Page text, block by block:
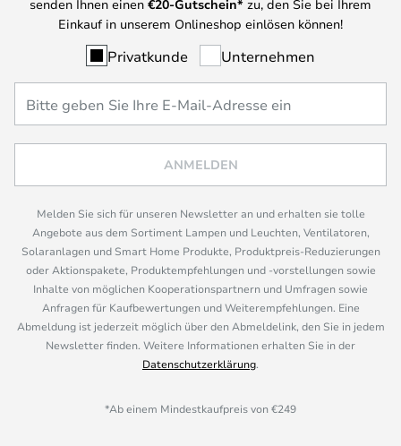
senden Ihnen einen €20-Gutschein* zu, den Sie bei Ihrem
Einkauf in unserem Onlineshop einlösen können!
Privatkunde Unternehmen
ANMELDEN
Melden Sie sich für unseren Newsletter an und erhalten sie tolle
Angebote aus dem Sortiment Lampen und Leuchten, Ventilatoren,
Solaranlagen und Smart Home Produkte, Produktpreis-Reduzierungen
oder Aktionspakete, Produktempfehlungen und -vorstellungen sowie
Inhalte von möglichen Kooperationspartnern und Umfragen sowie
Anfragen für Kaufbewertungen und Weiterempfehlungen. Eine
Abmeldung ist jederzeit möglich über den Abmeldelink, den Sie in jedem
Newsletter finden. Weitere Informationen erhalten Sie in der
Datenschutzerklärung.
*Ab einem Mindestkaufpreis von €249